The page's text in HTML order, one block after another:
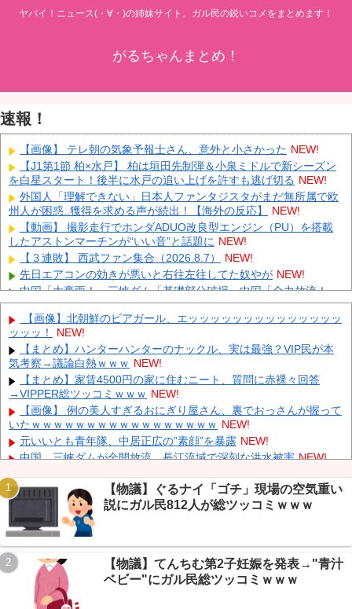
ヤバイ！ニュース(・∀・)の姉妹サイト。ガル民の鋭いコメをまとめます！
がるちゃんまとめ！
速報！
【画像】 テレ朝の気象予報士さん、意外と小さかった NEW!
【J1第1節 柏×水戸】 柏は垣田先制弾＆小泉ミドルで新シーズン
を白星スタート！後半に水戸の追い上げを許すも逃げ切る NEW!
外国人「理解できない」日本人ファンタジスタがまだ無所属で欧
州人が困惑..獲得を求める声が続出！【海外の反応】
NEW!
【動画】 撮影走行でホンダADUO改良型エンジン（PU）を搭載
したアストンマーチンが“いい音”と話題に NEW!
【３連敗】 西武ファン集合（2026.8.7）
NEW!
先日エアコンの効きが悪いと右往左往してた奴やが NEW!
中国「大豪雨！」三峡ダム「基礎部分破損」中国「全力放流！」
台風13号「中国上陸予測」台風15号「中国接近（画像」中国「台風
同時上陸！（穀物生産が壊滅危機」→ NEW!
【悲報】 中国、橋の欄干が強風一発で粉々に 鉄筋ゼロ 当局「接
着剤でくっつけただけ」「正常で、品質問題はない」 NEW!
【悲報】 週刊誌、好き放題書きまくる 高市早苗首相は新公用車
の贅を尽くした後部座席でたばこを吸うのが至福の時間「どんどん
延びる乗車時間」 NEW!
中国人のリウさん、新エネ車で国境越えたら遠隔操作で30時間ロ
ックされる！ NEW!
Powered by livedoor 相互RSS
【画像】北朝鮮のビアガール、エッッッッッッッッッッッッッッ
ッッッ！
NEW!
【まとめ】ハンターハンターのナックル、実は最強？VIP民が本
気考察→議論白熱ｗｗｗ NEW!
【まとめ】家賃4500円の家に住むニート、質問に赤裸々回答
→VIPPER総ツッコミｗｗｗ NEW!
【画像】 例の美人すぎるおにぎり屋さん、裏でおっさんが握って
いたｗｗｗｗｗｗｗｗｗｗｗｗｗｗｗｗｗ NEW!
元いいとも青年隊、中居正広の”素顔”を暴露 NEW!
中国、三峡ダムが全開放流。長江流域で深刻な洪水被害 NEW!
好投手を一気読みｗｗｗ NEW!
【速報】岡山学芸館、鳥取城北との激戦制し甲子園2回戦進出
→「白熱の好カード」とスレ民称賛ｗｗｗ
【動画】 町の中華料理屋さん、娘の採用で人気店になってしまう
NEW!
【物議】京都市、マイナカード持ちに5000円給付→+民「持って
ない人は？」ｗｗｗ NEW!
【物議】ぐるナイ「ゴチ」現場の空気重い
説にガル民812人が総ツッコミｗｗｗ
【物議】てんちむ第2子妊娠を発表→"青汁
ベビー"にガル民総ツッコミｗｗｗ